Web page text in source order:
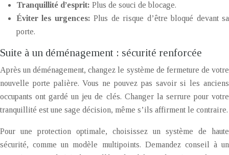
Tranquillité d’esprit: Plus de souci de blocage.
Éviter les urgences:Plus de risque d’être bloqué devant sa
porte.
Suite à un déménagement : sécurité renforcée
Après un déménagement, changez le système de fermeture de votre
nouvelle porte palière. Vous ne pouvez pas savoir si les anciens
occupants ont gardé un jeu de clés. Changer la serrure pour votre
tranquillité est une sage décision, même s’ils affirment le contraire.
Pour une protection optimale, choisissez un système de haute
sécurité, comme un modèle multipoints. Demandez conseil à un